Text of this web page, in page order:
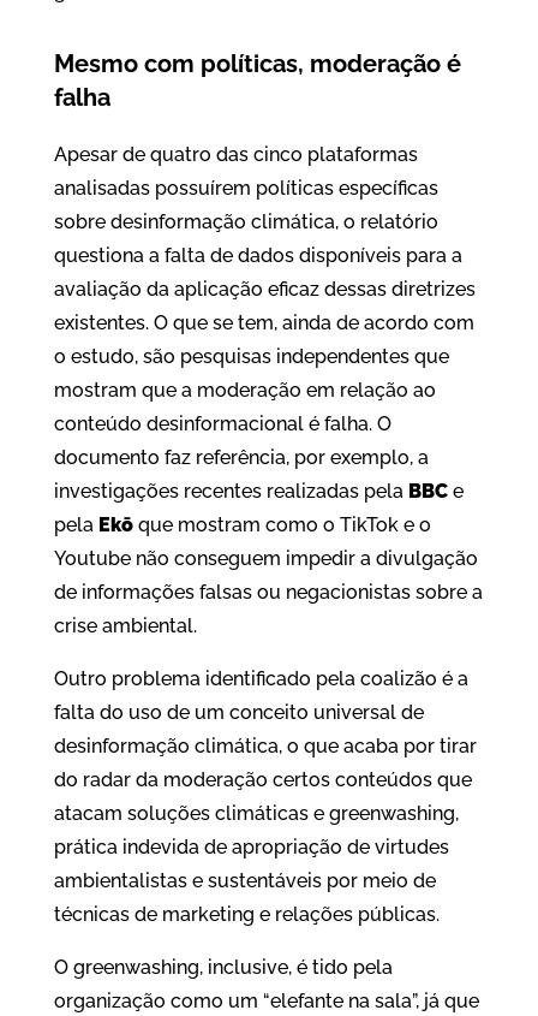
Mesmo com políticas, moderação é
falha
Apesar de quatro das cinco plataformas
analisadas possuírem políticas específicas
sobre desinformação climática, o relatório
questiona a falta de dados disponíveis para a
avaliação da aplicação eficaz dessas diretrizes
existentes. O que se tem, ainda de acordo com
o estudo, são pesquisas independentes que
mostram que a moderação em relação ao
conteúdo desinformacional é falha. O
documento faz referência, por exemplo, a
investigações recentes realizadas pela BBCe
pela Ekōque mostram como o TikTok e o
Youtube não conseguem impedir a divulgação
de informações falsas ou negacionistas sobre a
crise ambiental.
Outro problema identificado pela coalizão é a
falta do uso de um conceito universal de
desinformação climática, o que acaba por tirar
do radar da moderação certos conteúdos que
atacam soluções climáticas e greenwashing,
prática indevida de apropriação de virtudes
ambientalistas e sustentáveis por meio de
técnicas de marketing e relações públicas.
O greenwashing, inclusive, é tido pela
organização como um “elefante na sala”, já que